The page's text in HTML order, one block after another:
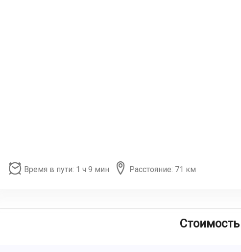
Время в пути: 1 ч 9 мин Расстояние: 71 км
Стоимость